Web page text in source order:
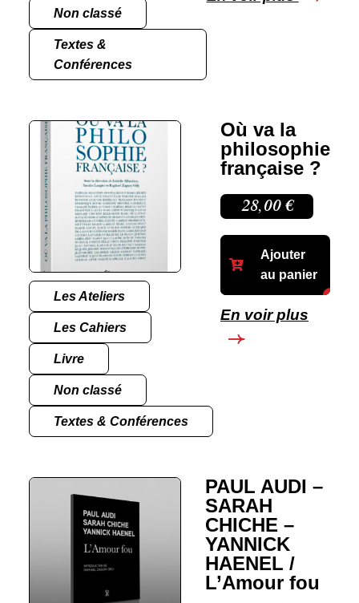
Non classé
Textes &
Conférences
Les Ateliers
Les Cahiers
Livre
Non classé
Textes & Conférences
Où va la
philosophie
française ?
28,00 €
Ajouter
au panier
En voir plus
PAUL AUDI –
SARAH
CHICHE –
YANNICK
HAENEL /
L’Amour fou